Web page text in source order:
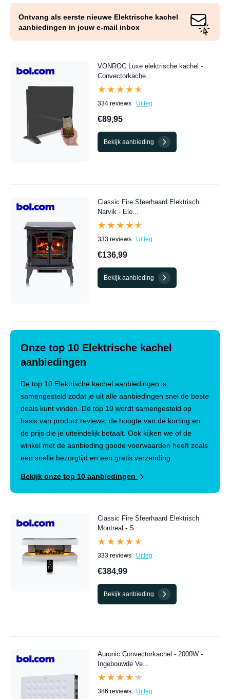
Ontvang als eerste nieuwe Elektrische kachel
aanbiedingen in jouw e-mail inbox
VONROC Luxe elektrische kachel -
Convectorkache...
★★★★★
★★★★★
334 reviews Uitleg
€89,95
Bekijk aanbieding
Classic Fire Sfeerhaard Elektrisch
Narvik - Ele...
★★★★★
★★★★★
333 reviews Uitleg
€136,99
Bekijk aanbieding
Onze top 10 Elektrische kachel
aanbiedingen
De top 10 Elektrische kachel aanbiedingen is
samengesteld zodat je uit alle aanbiedingen snel de beste
deals kunt vinden. De top 10 wordt samengesteld op
basis van product reviews, de hoogte van de korting en
de prijs die je uiteindelijk betaalt. Ook kijken we of de
winkel met de aanbieding goede voorwaarden heeft zoals
een snelle bezorgtijd en een gratis verzending.
Bekijk onze top 10 aanbiedingen
Classic Fire Sfeerhaard Elektrisch
Montreal - S...
★★★★★
★★★★★
333 reviews Uitleg
€384,99
Bekijk aanbieding
Auronic Convectorkachel - 2000W -
Ingebouwde Ve...
★★★★★
★★★★★
386 reviews Uitleg